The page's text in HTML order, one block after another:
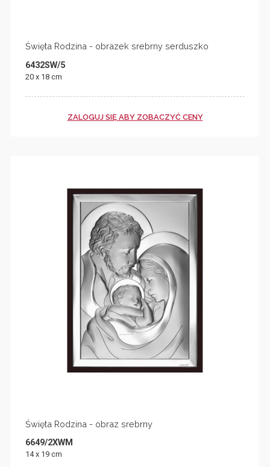
Święta Rodzina - obrazek srebrny serduszko
6432SW/5
20 x 18 cm
ZALOGUJ SIĘ ABY ZOBACZYĆ CENY
Święta Rodzina - obraz srebrny
6649/2XWM
14 x 19 cm